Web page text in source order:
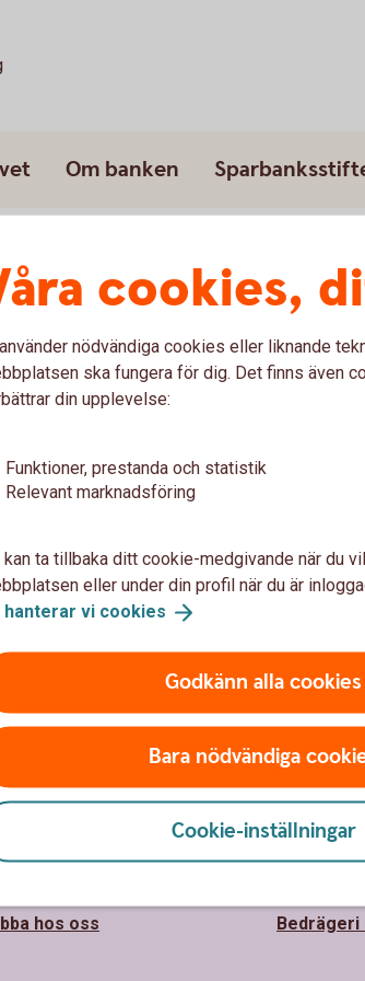
Om banken
rast
cookies,
nödvändiga cookies eller liknande
ska fungera för dig. Det finns även
din upplevelse:
Funktioner, prestanda och statistik
Relevant marknadsföring
kan ta tillbaka ditt cookie-medgivande när du
eller under din profil när du är
hanterar vi cookies
Godkänn alla cookies
Bara nödvändiga
Cookie-inställningar
oss
Sparbanken Alingsås
hos oss
Ta
Så